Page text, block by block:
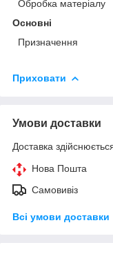
Обробка матеріалу
Основні
Призначення
Приховати
Умови доставки
Доставка
Нова Пошта
Самовивіз
Всі умови доставки